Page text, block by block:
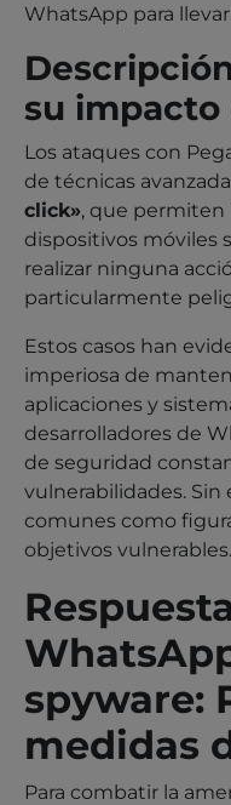
WhatsApp para
su impacto
Los ataques con
de técnicas
click», que permiten
dispositivos móviles
realizar ninguna
particularmente
Estos casos han
imperiosa de
aplicaciones y
desarrolladores de
de seguridad
vulnerabilidades.
comunes como
objetivos vulnerables.
spyware:
medidas
Para combatir la